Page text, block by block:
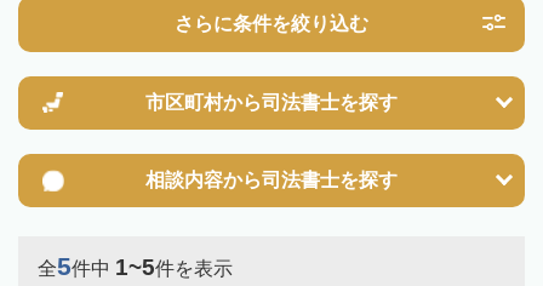
さらに条件を絞り込む
市区町村から司法書士を探す
相談内容から司法書士を探す
全5件中 1~5件を表示